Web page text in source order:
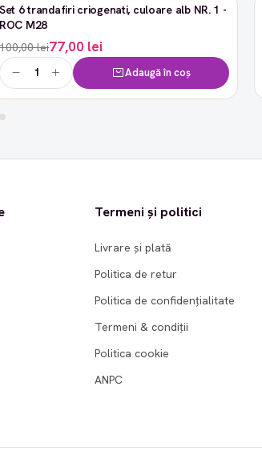
-23%
Set 6 trandafiri criogenati, culoare alb NR. 1 -
ROC M28
100,00 lei77,00 lei
Adaugă în coș
Termeni și politici
Livrare și plată
Politica de retur
Politica de confidențialitate
Termeni & condiții
Politica cookie
ANPC